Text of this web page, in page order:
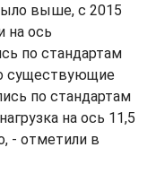
выше, с 2015
на ось
по стандартам
существующие
по стандартам
на ось 11,5
- отметили в